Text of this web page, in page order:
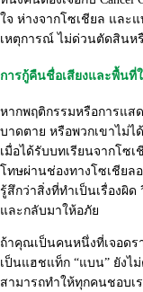
ใจ ห่างจากโซเชียล และ
เหตุการณ์ ไม่ด่วนตัดสินห
การกู้คืนชื่อเสียงและพื้นที่
หากพฤติกรรมหรือการแส
บาดตาย หรือพวกเขาไม่
เมื่อได้รับบทเรียนจากโซเ
โทษผ่านช่องทางโซเชียล
รู้สึกว่าสิ่งที่ทำเป็นเรื่องผิ
และกลับมาให้อภัย
ถ้าคุณเป็นคนหนึ่งที่เจอด
เป็นแฮชแท็ก “แบน” ยังไม่
สามารถทำให้ทุกคนชอบเ